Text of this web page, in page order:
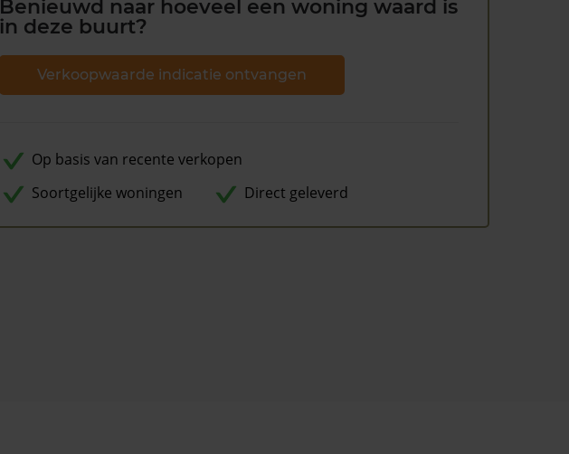
Benieuwd naar hoeveel een woning waard is
in deze buurt?
Verkoopwaarde indicatie ontvangen
Op basis van recente verkopen
Soortgelijke woningen
Direct geleverd